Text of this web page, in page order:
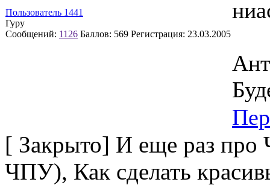
Пользователь 1441
Гуру
Сообщений: 1126 Баллов: 569 Регистрация: 23.03.2005
[ Закрыто] И еще раз про
ЧПУ), Как сделать